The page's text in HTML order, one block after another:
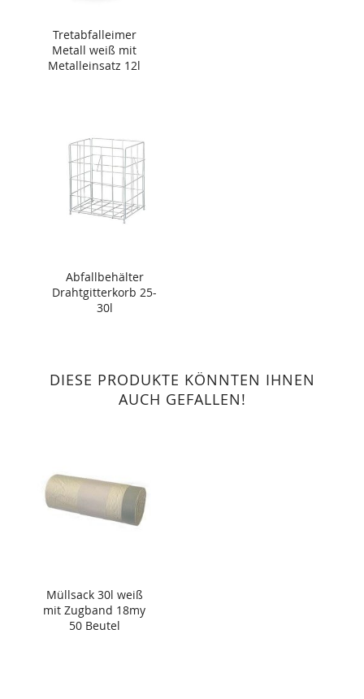
Tretabfalleimer
Metall weiß mit
Metalleinsatz 12l
Abfallbehälter
Drahtgitterkorb 25-
30l
DIESE PRODUKTE KÖNNTEN IHNEN
AUCH GEFALLEN!
Müllsack 30l weiß
mit Zugband 18my
50 Beutel